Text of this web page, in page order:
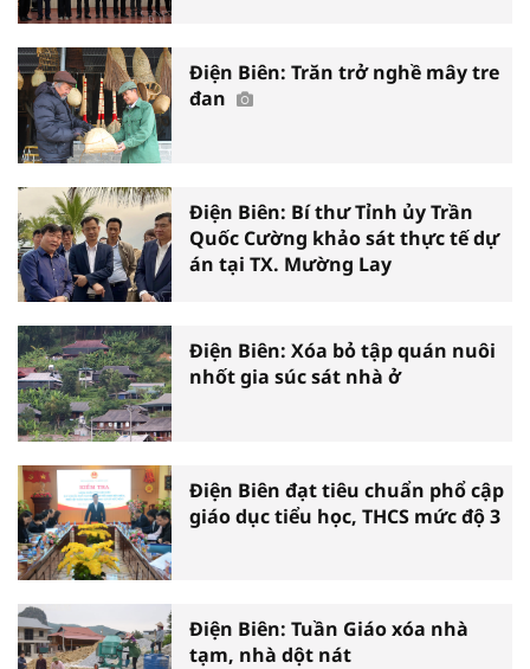
Điện Biên: Trăn trở nghề mây tre
đan
Điện Biên: Bí thư Tỉnh ủy Trần
Quốc Cường khảo sát thực tế dự
án tại TX. Mường Lay
Điện Biên: Xóa bỏ tập quán nuôi
nhốt gia súc sát nhà ở
Điện Biên đạt tiêu chuẩn phổ cập
giáo dục tiểu học, THCS mức độ 3
Điện Biên: Tuần Giáo xóa nhà
tạm, nhà dột nát